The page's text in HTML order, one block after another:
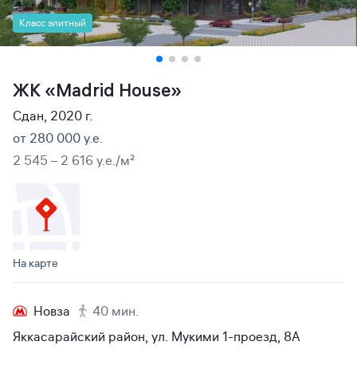
Класс элитный
ЖК «Madrid House»
Сдан, 2020 г.
от 280 000 y.e.
2 545 – 2 616 y.e./м²
На карте
Новза
40 мин.
Яккасарайский район, ул. Мукими 1-проезд, 8А